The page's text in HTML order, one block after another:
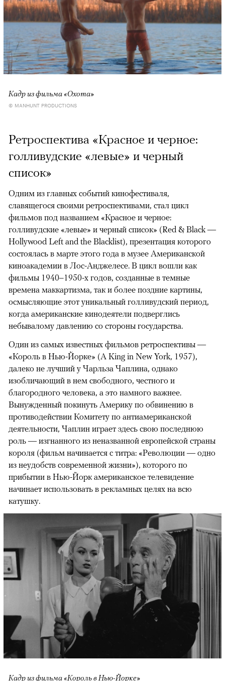
Кадр из фильма «Охота»
© MANHUNT PRODUCTIONS
Ретроспектива «Красное и черное:
голливудские «левые» и черный
список»
Одним из главных событий кинофестиваля,
славящегося своими ретроспективами, стал цикл
фильмов под названием «Красное и черное:
голливудские «левые» и черный список» (Red & Black —
Hollywood Left and the Blacklist), презентация которого
состоялась в марте этого года в музее Американской
киноакадемии в Лос-Анджелесе. В цикл вошли как
фильмы 1940–1950-х годов, созданные в темные
времена маккартизма, так и более поздние картины,
осмысляющие этот уникальный голливудский период,
когда американские кинодеятели подверглись
небывалому давлению со стороны государства.
Один из самых известных фильмов ретроспективы —
«Король в Нью-Йорке» (A King in New York, 1957),
далеко не лучший у Чарльза Чаплина, однако
изобличающий в нем свободного, честного и
благородного человека, а это намного важнее.
Вынужденный покинуть Америку по обвинению в
противодействии Комитету по антиамериканской
деятельности, Чаплин играет здесь свою последнюю
роль — изгнанного из неназванной европейской страны
короля (фильм начинается с титра: «Революции — одно
из неудобств современной жизни»), которого по
прибытии в Нью-Йорк американское телевидение
начинает использовать в рекламных целях на всю
катушку.
Кадр из фильма «Король в Нью-Йорке»